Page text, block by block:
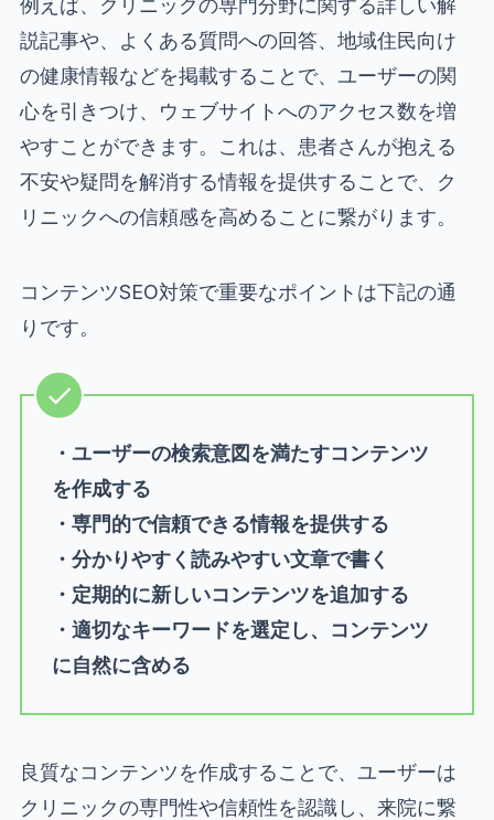
例えば、クリニックの専門分野に関する詳しい解
説記事や、よくある質問への回答、地域住民向け
の健康情報などを掲載することで、ユーザーの関
心を引きつけ、ウェブサイトへのアクセス数を増
やすことができます。これは、患者さんが抱える
不安や疑問を解消する情報を提供することで、ク
リニックへの信頼感を高めることに繋がります。
コンテンツSEO対策で重要なポイントは下記の通
りです。
・ユーザーの検索意図を満たすコンテンツ
を作成する
・専門的で信頼できる情報を提供する
・分かりやすく読みやすい文章で書く
・定期的に新しいコンテンツを追加する
・適切なキーワードを選定し、コンテンツ
に自然に含める
良質なコンテンツを作成することで、ユーザーは
クリニックの専門性や信頼性を認識し、来院に繋